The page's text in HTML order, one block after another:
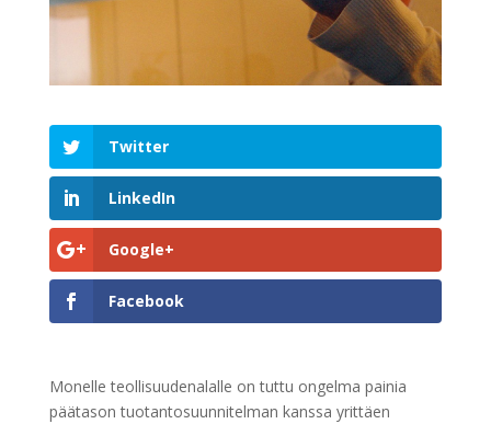
Twitter
LinkedIn
Google+
Facebook
Monelle teollisuudenalalle on tuttu ongelma painia
päätason tuotantosuunnitelman kanssa yrittäen